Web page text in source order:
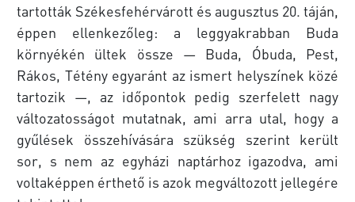
tartották Székesfehérvárott és augusztus 20. táján,
éppen ellenkezőleg: a leggyakrabban Buda
környékén ültek össze — Buda, Óbuda, Pest,
Rákos, Tétény egyaránt az ismert helyszínek közé
tartozik —, az időpontok pedig szerfelett nagy
változatosságot mutatnak, ami arra utal, hogy a
gyűlések összehívására szükség szerint került
sor, s nem az egyházi naptárhoz igazodva, ami
voltaképpen érthető is azok megváltozott jellegére